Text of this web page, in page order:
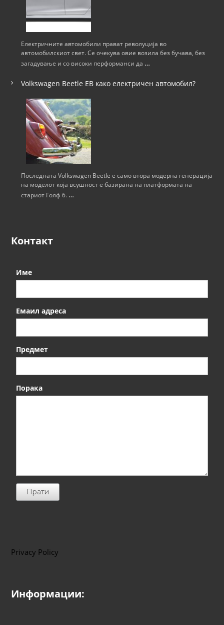
Електричните автомобили прават револуција во
автомобилскиот свет. Се очекува овие возила без бучава, без
загадување и со високи перформанси да …
Volkswagen Beetle ЕВ како електричен автомобил?
Последната Volkswagen Beetle е само втора модерна генерација
на моделот која всушност е базирана на платформата на
стариот Голф 6. …
Контакт
Име
Емаил адреса
Предмет
Порака
Прати
Privacy Policy
Информации: